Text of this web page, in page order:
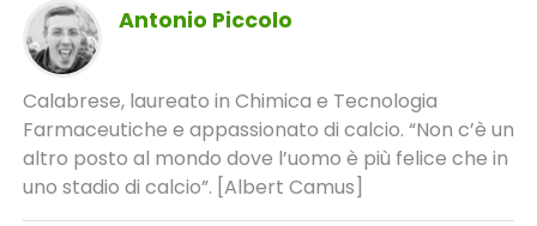
Antonio Piccolo
Calabrese, laureato in Chimica e Tecnologia
Farmaceutiche e appassionato di calcio. “Non c’è un
altro posto al mondo dove l’uomo è più felice che in
uno stadio di calcio”. [Albert Camus]